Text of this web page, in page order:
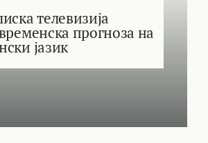
телевизија
прогноза на
јазик